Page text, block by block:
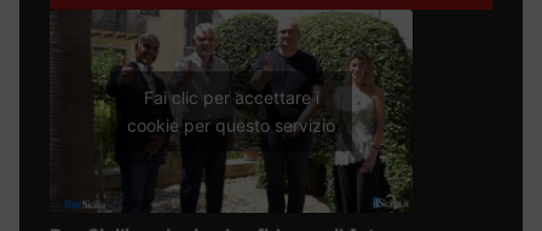
Fai clic per accettare i
cookie per questo servizio